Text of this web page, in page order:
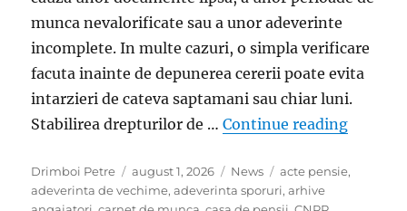
munca nevalorificate sau a unor adeverinte
incomplete. In multe cazuri, o simpla verificare
facuta inainte de depunerea cererii poate evita
intarzieri de cateva saptamani sau chiar luni.
Stabilirea drepturilor de …Continue reading
Author
Drimboi Petre
Posted
on
august 1, 2026 Categories
News Tags
acte pensie,
adeverinta de vechime,adeverinta sporuri,arhive